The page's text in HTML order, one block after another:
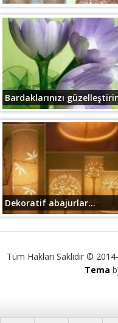
Bardaklarınızı
Dekoratif abajurlar...
Tüm Hakları Saklıdır ©
Tema